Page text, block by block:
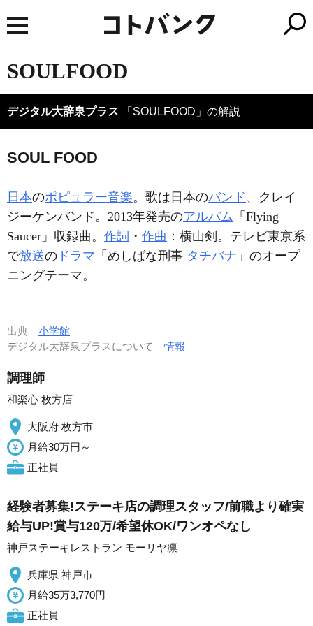
SOULFOOD
デジタル大辞泉プラス 「SOULFOOD」の解説
SOUL FOOD
日本のポピュラー音楽。歌は日本のバンド 、クレイ
ジーケンバンド。2013年発売のアルバム 「Flying
Saucer」収録曲。 作詞 ・ 作曲 ：横山剣。テレビ東京系
で放送の ドラマ 「めしばな刑事 タチバナ 」のオープ
ニングテーマ。
出典 小学館
デジタル大辞泉プラスについて情報
調理師
和楽心 枚方店
大阪府 枚方市
月給30万円～
正社員
経験者募集!ステーキ店の調理スタッフ/前職より確実
給与UP!賞与120万/希望休OK/ワンオペなし
神戸ステーキレストラン モーリヤ凛
兵庫県 神戸市
月給35万3,770円
正社員